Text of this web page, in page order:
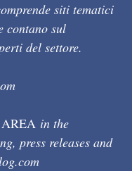
siti tematici
contano sul
del settore.
AREA in the
press releases and